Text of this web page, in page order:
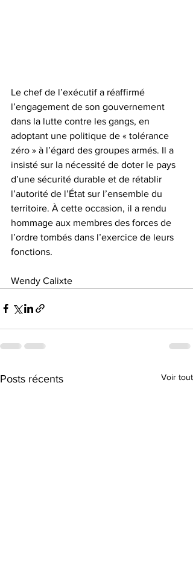
Le chef de l’exécutif a réaffirmé
l’engagement de son gouvernement
dans la lutte contre les gangs, en
adoptant une politique de « tolérance
zéro » à l’égard des groupes armés. Il a
insisté sur la nécessité de doter le pays
d’une sécurité durable et de rétablir
l’autorité de l’État sur l’ensemble du
territoire. À cette occasion, il a rendu
hommage aux membres des forces de
l’ordre tombés dans l’exercice de leurs
fonctions.
Wendy Calixte
Posts récents Voir tout